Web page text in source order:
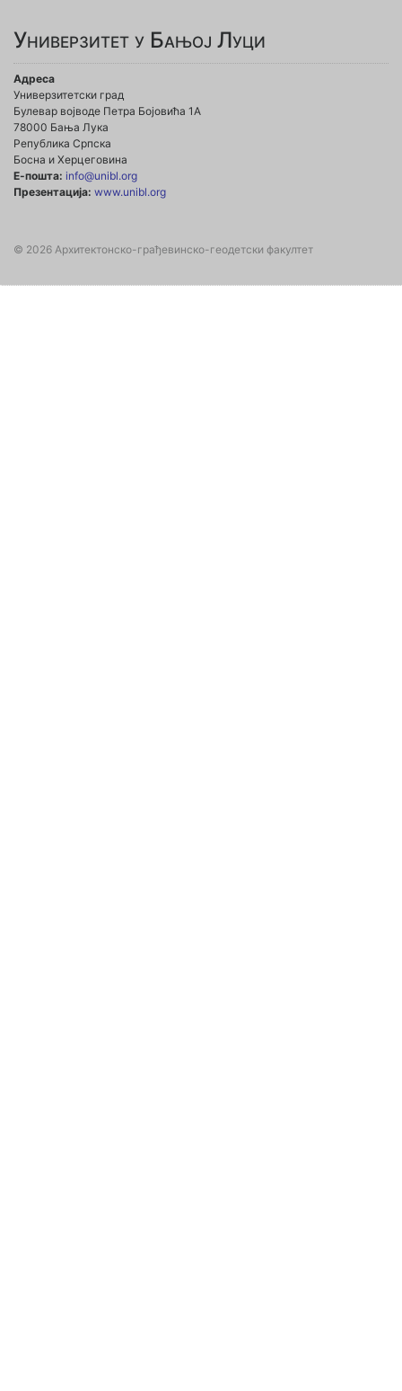
Универзитет у Бањој Луци
Адреса
Универзитетски град
Булевар војводе Петра Бојовића 1А
78000 Бања Лука
Република Српска
Босна и Херцеговина
Е-пошта: info@unibl.org
Презентација: www.unibl.org
© 2026 Архитектонско-грађевинско-геодетски факултет